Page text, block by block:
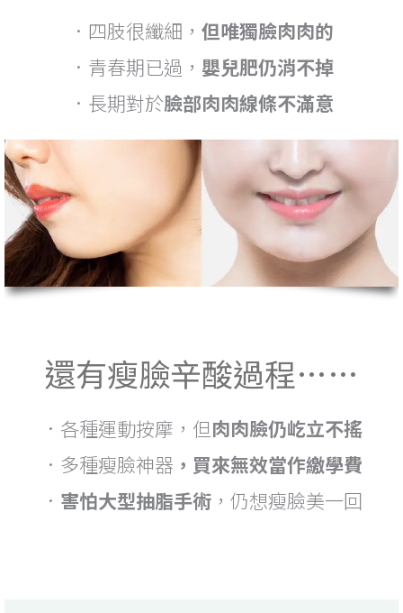
．四肢很纖細， 但唯獨臉肉肉的
．青春期已過， 嬰兒肥仍消不掉
．長期對於臉部肉肉線條不滿意
還有瘦臉辛酸過程……
．各種運動按摩，但肉肉臉仍屹立不搖
．多種瘦臉神器 ，買來無效當作繳學費
． 害怕大型抽脂手術，仍想瘦臉美一回